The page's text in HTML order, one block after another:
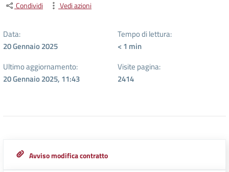
Condividi Vedi azioni
Data:
20 Gennaio 2025
Tempo di lettura:
< 1 min
Ultimo aggiornamento:
20 Gennaio 2025, 11:43
Visite pagina:
2414
Avviso modifica contratto